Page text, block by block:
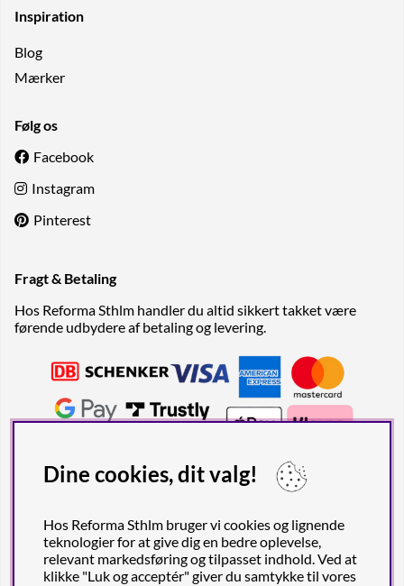
Inspiration
Blog
Mærker
Følg os
Facebook
Instagram
Pinterest
Fragt & Betaling
Hos Reforma Sthlm handler du altid sikkert takket være
førende udbydere af betaling og levering.
Dine cookies, dit valg!
Hos Reforma Sthlm bruger vi cookies og lignende
teknologier for at give dig en bedre oplevelse,
relevant markedsføring og tilpasset indhold. Ved at
klikke "Luk og acceptér" giver du samtykke til vores